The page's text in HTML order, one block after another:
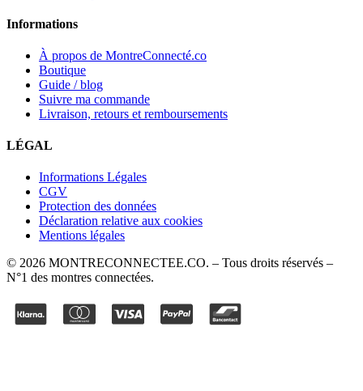
Informations
À propos de MontreConnecté.co
Boutique
Guide / blog
Suivre ma commande
Livraison, retours et remboursements
LÉGAL
Informations Légales
CGV
Protection des données
Déclaration relative aux cookies
Mentions légales
© 2026 MONTRECONNECTEE.CO. – Tous droits réservés –
N°1 des montres connectées.